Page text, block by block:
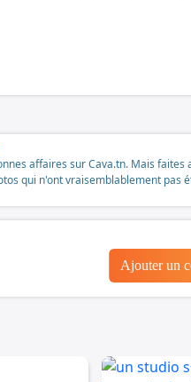
affaires sur Cava.tn. Mais
qui n'ont vraisemblablement pas
Ajouter un